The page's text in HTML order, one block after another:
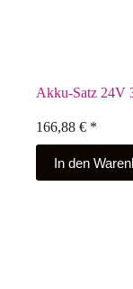
Akku-Satz 24V
166,88 € *
In den